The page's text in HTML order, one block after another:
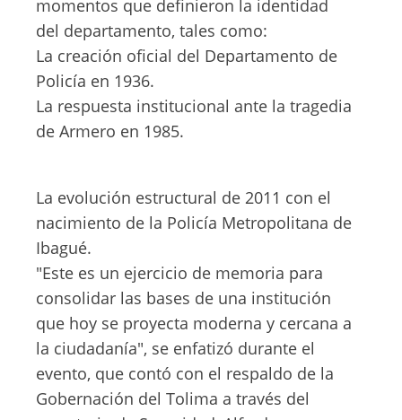
momentos que definieron la identidad
del departamento, tales como:
La creación oficial del Departamento de
Policía en 1936.
La respuesta institucional ante la tragedia
de Armero en 1985.
La evolución estructural de 2011 con el
nacimiento de la Policía Metropolitana de
Ibagué.
"Este es un ejercicio de memoria para
consolidar las bases de una institución
que hoy se proyecta moderna y cercana a
la ciudadanía", se enfatizó durante el
evento, que contó con el respaldo de la
Gobernación del Tolima a través del